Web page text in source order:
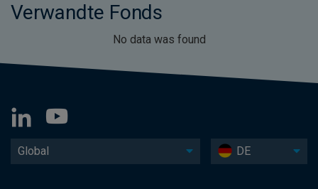
Verwandte Fonds
No data was found
Global DE